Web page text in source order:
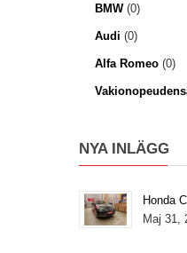
BMW(0)
Audi (0)
Alfa Romeo(0)
NYA INLÄGG
Honda
Maj 31,